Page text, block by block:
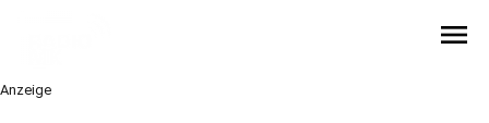
menu
Anzeige